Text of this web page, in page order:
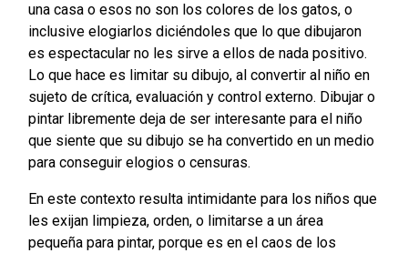
una casa o esos no son los colores de los gatos, o
inclusive elogiarlos diciéndoles que lo que dibujaron
es espectacular no les sirve a ellos de nada positivo.
Lo que hace es limitar su dibujo, al convertir al niño en
sujeto de crítica, evaluación y control externo. Dibujar o
pintar libremente deja de ser interesante para el niño
que siente que su dibujo se ha convertido en un medio
para conseguir elogios o censuras.
En este contexto resulta intimidante para los niños que
les exijan limpieza, orden, o limitarse a un área
pequeña para pintar, porque es en el caos de los